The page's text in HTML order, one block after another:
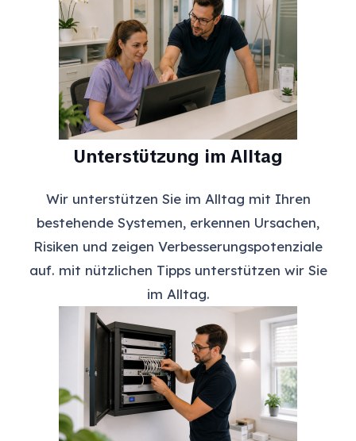
Unterstützung im Alltag
Wir unterstützen Sie im Alltag mit Ihren
bestehende Systemen, erkennen Ursachen,
Risiken und zeigen Verbesserungspotenziale
auf. mit nützlichen Tipps unterstützen wir Sie
im Alltag.